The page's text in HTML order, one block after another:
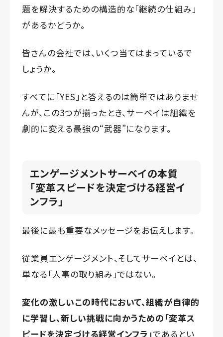
題を解決するための構造的な「継続の仕組み」
があるかどうか。
皆さんの会社では、いくつ当てはまっているで
しょうか。
すべてに「YES」と答えるのは簡単ではありませ
んが、この3つが揃ったとき、サーベイは組織を
劇的に変える最強の“武器”になります。
エンゲージメントサーベイの本質
「変革スピードを決定づける経営イ
ンフラ」
最後に最も重要なメッセージをお伝えします。
従業員エンゲージメント、そしてサーベイとは、
単なる「人事の取り組み」ではない。
変化の激しいこの時代において、組織が自律的
に学習し、新しい挑戦に向かうための「変革ス
ピードを決定づける経営インフラ」であるとい